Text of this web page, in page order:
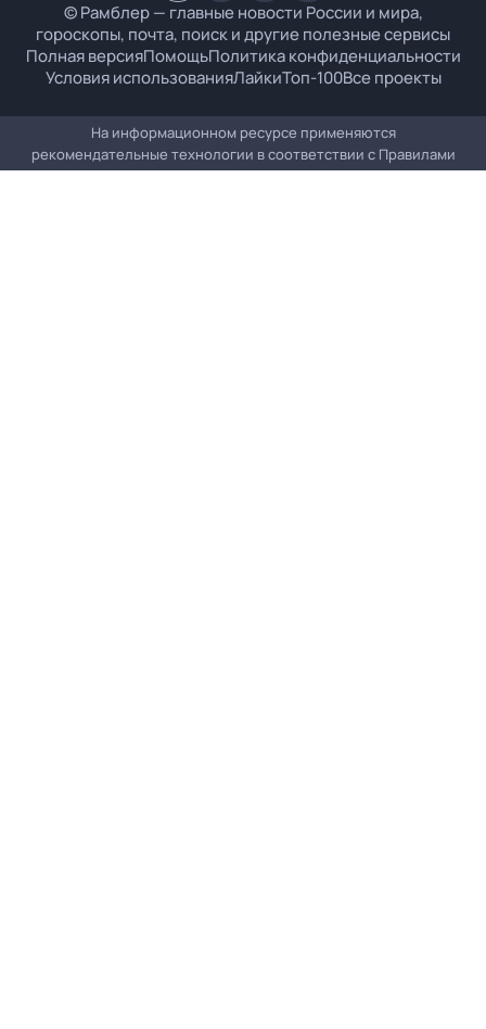
© Рамблер — главные новости России и мира,
гороскопы, почта, поиск и другие полезные сервисы
Полная версияПомощьПолитика конфиденциальности
Условия использованияЛайкиТоп-100Все проекты
На информационном ресурсе применяются
рекомендательные технологии в соответствии с Правилами